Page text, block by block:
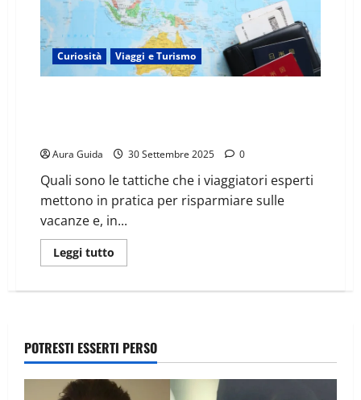
Curiosità Viaggi e Turismo
Aura Guida 30 Settembre 2025 0
Quali sono le tattiche che i viaggiatori esperti
mettono in pratica per risparmiare sulle
vacanze e, in...
Leggi tutto
POTRESTI ESSERTI PERSO